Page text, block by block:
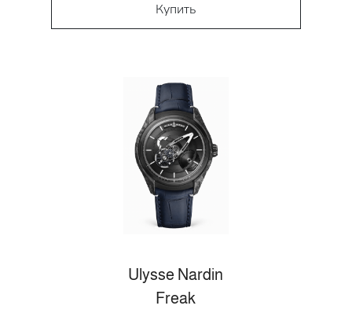
Купить
Ulysse Nardin
Freak